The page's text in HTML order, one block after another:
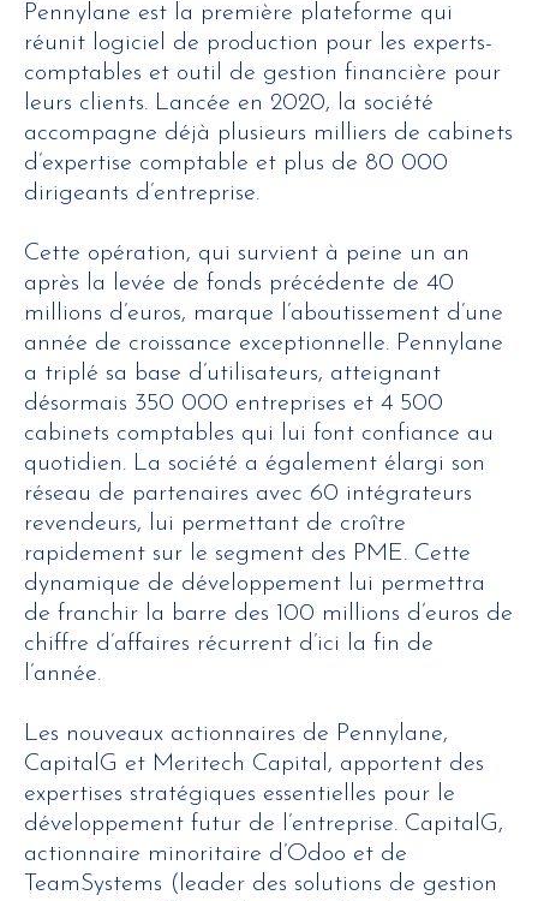
Pennylane est la première plateforme qui
réunit logiciel de production pour les experts-
comptables et outil de gestion financière pour
leurs clients. Lancée en 2020, la société
accompagne déjà plusieurs milliers de cabinets
d’expertise comptable et plus de 80 000
dirigeants d’entreprise.
Cette opération, qui survient à peine un an
après la levée de fonds précédente de 40
millions d’euros, marque l’aboutissement d’une
année de croissance exceptionnelle. Pennylane
a triplé sa base d’utilisateurs, atteignant
désormais 350 000 entreprises et 4 500
cabinets comptables qui lui font confiance au
quotidien. La société a également élargi son
réseau de partenaires avec 60 intégrateurs
revendeurs, lui permettant de croître
rapidement sur le segment des PME. Cette
dynamique de développement lui permettra
de franchir la barre des 100 millions d’euros de
chiffre d’affaires récurrent d’ici la fin de
l’année.
Les nouveaux actionnaires de Pennylane,
CapitalG et Meritech Capital, apportent des
expertises stratégiques essentielles pour le
développement futur de l’entreprise. CapitalG,
actionnaire minoritaire d’Odoo et de
TeamSystems (leader des solutions de gestion